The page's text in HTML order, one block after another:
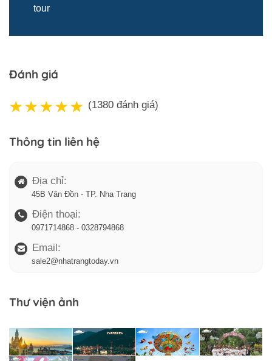
tour
Đánh giá
(1380 đánh giá)
Thông tin liên hệ
Địa chỉ:
45B Vân Đồn - TP. Nha Trang
Điện thoại:
0971714868 - 0328794868
Email:
sale2@nhatrangtoday.vn
Thư viện ảnh